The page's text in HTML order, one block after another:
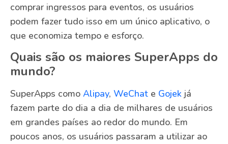
comprar ingressos para eventos, os usuários
podem fazer tudo isso em um único aplicativo, o
que economiza tempo e esforço.
Quais são os maiores SuperApps do
mundo?
SuperApps como Alipay, WeChat e Gojek já
fazem parte do dia a dia de milhares de usuários
em grandes países ao redor do mundo. Em
poucos anos, os usuários passaram a utilizar ao